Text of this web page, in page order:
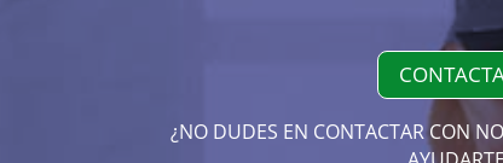
¿NO DUDES EN CONTACTAR CON